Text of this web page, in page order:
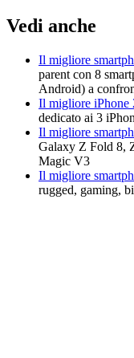
Vedi anche
Il migliore
parent con 8
Android) a
Il migliore iPhone
dedicato ai 3
Il migliore
Galaxy Z Fold 8,
Magic V3
Il migliore
rugged, gaming,